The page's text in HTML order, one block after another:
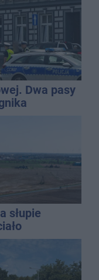
Dwa pasy
słupie